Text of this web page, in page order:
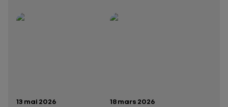
Date de publication:
13 mai 2026
Rapport intégré 2025 – 2026— données structurées (JSON)
Date de publication:
18 mars 2026
Présentation institutionnelle 2026